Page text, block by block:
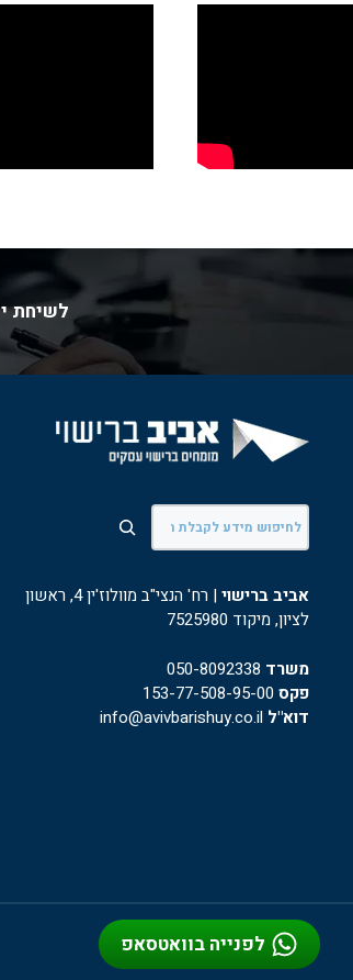
לשיחת
חיפוש
אביב ברישוי
| רח' הנצי"ב מוולוז'ין 4, ראשון
לציון, מיקוד 7525980
משרד 050-8092338
פקס
דוא"ל
לפנייה בוואטסאפ